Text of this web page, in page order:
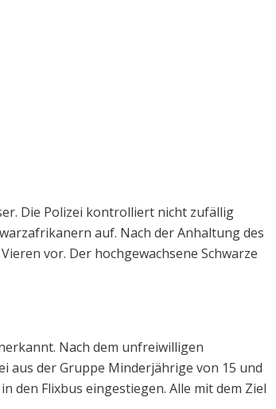
Die Polizei kontrolliert nicht zufällig
auf. Nach der Anhaltung des
vor. Der hochgewachsene Schwarze
Nach dem unfreiwilligen
aus der Gruppe Minderjährige von 15 und
den Flixbus eingestiegen. Alle mit dem Ziel